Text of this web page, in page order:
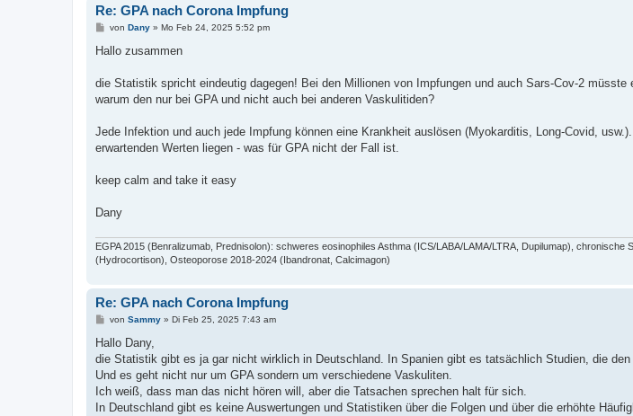
Re: GPA nach Corona Impfung
B
i
a
von Dany» Mo Feb 24, 2025 5:52 pm
Hallo zusammen
die Statistik spricht eindeutig dagegen! Bei den Millionen von Impfungen und auch Sars-Cov-2
warum den nur bei GPA und nicht auch bei anderen Vaskulitiden?
Jede Infektion und auch jede Impfung können eine Krankheit auslösen (Myokarditis, Long-Covid,
erwartenden Werten liegen - was für GPA nicht der Fall ist.
keep calm and take it easy
Dany
EGPA 2015 (Benralizumab, Prednisolon): schweres eosinophiles Asthma (ICS/LABA/LAMA/LTRA, Dupilumap),
(Hydrocortison), Osteoporose 2018-2024 (Ibandronat, Calcimagon)
Re: GPA nach Corona Impfung
B
i
r
a
von Sammy» Di Feb 25, 2025 7:43 am
Hallo Dany,
die Statistik gibt es ja gar nicht wirklich in Deutschland. In Spanien gibt es tatsächlich Studien, die
Und es geht nicht nur um GPA sondern um verschiedene Vaskuliten.
Ich weiß, dass man das nicht hören will, aber die Tatsachen sprechen halt für sich.
In Deutschland gibt es keine Auswertungen und Statistiken über die Folgen und über die erhöhte